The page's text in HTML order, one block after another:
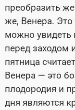
преобразить
же, Венера. Это
можно
перед заходом
пятница
Венера — это
плодородия и
дня являются